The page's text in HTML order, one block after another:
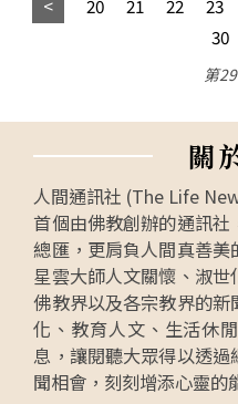
20 21 22 23
30
第
關
人間通訊社 (The Life
首個由佛教創辦的通訊
總匯，更肩負人間真善
星雲大師人文關懷、淑
佛教界以及各宗教界的
化、教育人文、生活休
息，讓閱聽大眾得以透
聞相會，刻刻增添心靈的